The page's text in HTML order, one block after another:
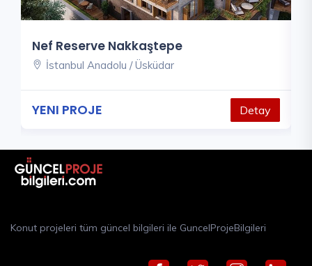
Nef Reserve Nakkaştepe
İstanbul Anadolu / Üsküdar
YENI PROJE Detay
Konut projeleri tüm güncel bilgileri ile GuncelProjeBilgileri